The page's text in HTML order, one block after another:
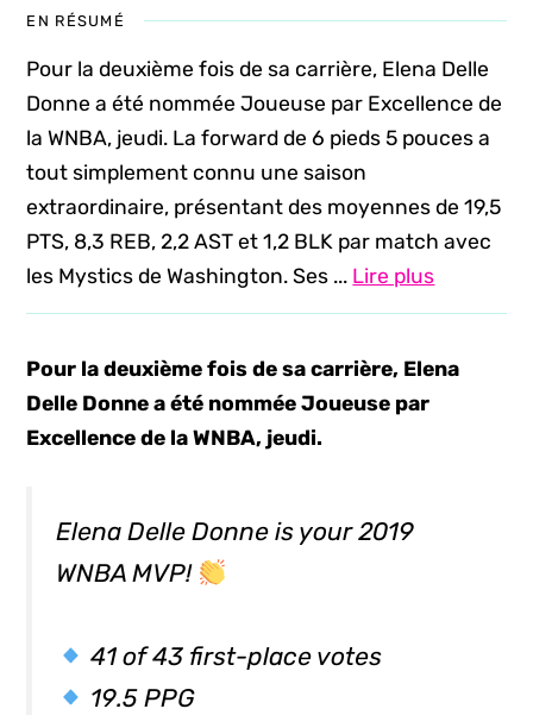
EN RÉSUMÉ
Pour la deuxième fois de sa carrière, Elena Delle
Donne a été nommée Joueuse par Excellence de
la WNBA, jeudi. La forward de 6 pieds 5 pouces a
tout simplement connu une saison
extraordinaire, présentant des moyennes de 19,5
PTS, 8,3 REB, 2,2 AST et 1,2 BLK par match avec
les Mystics de Washington. Ses ... Lire plus
Pour la deuxième fois de sa carrière, Elena
Delle Donne a été nommée Joueuse par
Excellence de la WNBA, jeudi.
Elena Delle Donne is your 2019
WNBA MVP!
41 of 43 first-place votes
19.5 PPG